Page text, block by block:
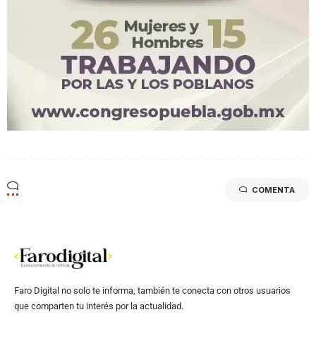
COMENTA
Faro Digital no solo te informa, también te conecta con otros usuarios
que comparten tu interés por la actualidad.